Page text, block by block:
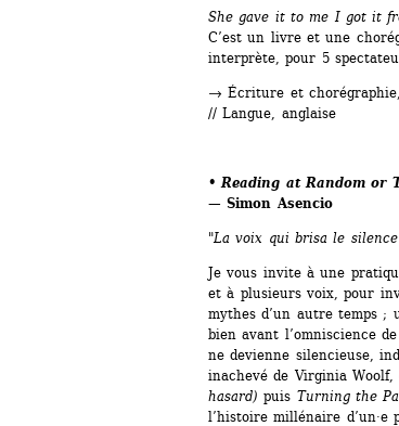
She gave it to me I got it
C’est un livre et une
interprète, pour 5
→ Écriture et
// Langue, anglaise
• Reading at Random or
— Simon Asencio
"La voix qui brisa le
Je vous invite à une
et à plusieurs voix, pour
mythes d’un autre temps ;
bien avant l’omniscience
ne devienne silencieuse,
inachevé de Virginia
hasard) puis Turning the
l’histoire millénaire d’un·e